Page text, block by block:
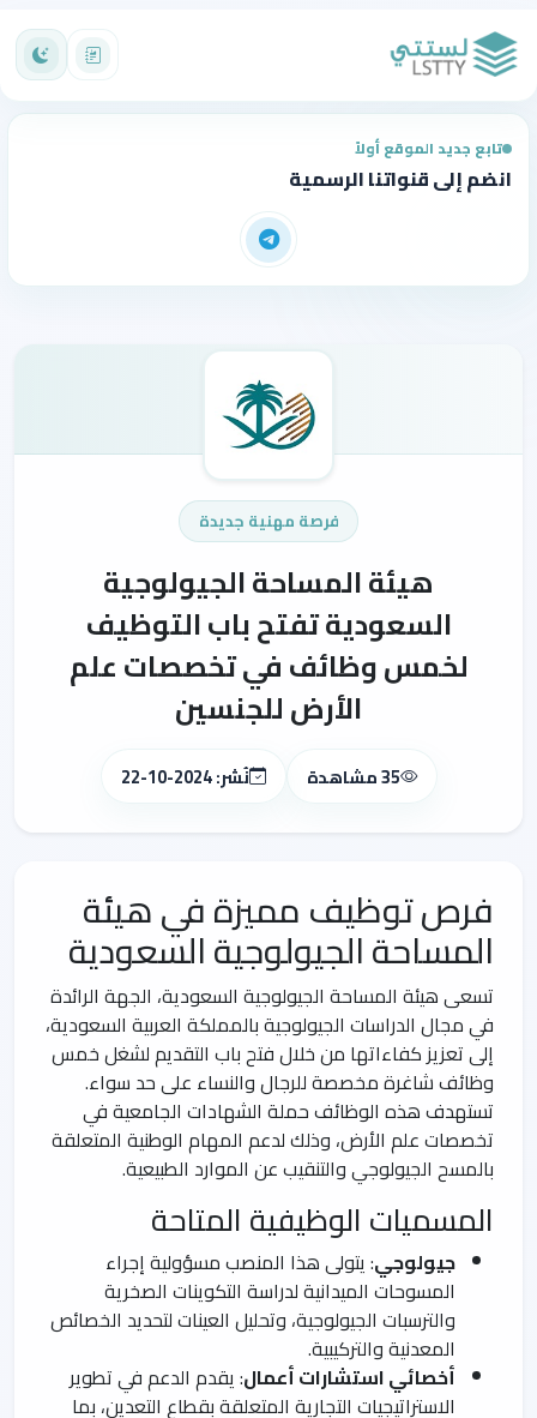
تابع جديد الموقع أولاً
انضم إلى قنواتنا الرسمية
فرصة مهنية جديدة
هيئة المساحة الجيولوجية
السعودية تفتح باب التوظيف
لخمس وظائف في تخصصات علم
الأرض للجنسين
35 مشاهدة نُشر: 2024-10-22
فرص توظيف مميزة في هيئة
المساحة الجيولوجية السعودية
تسعى هيئة المساحة الجيولوجية السعودية، الجهة الرائدة
في مجال الدراسات الجيولوجية بالمملكة العربية السعودية،
إلى تعزيز كفاءاتها من خلال فتح باب التقديم لشغل خمس
وظائف شاغرة مخصصة للرجال والنساء على حد سواء.
تستهدف هذه الوظائف حملة الشهادات الجامعية في
تخصصات علم الأرض، وذلك لدعم المهام الوطنية المتعلقة
بالمسح الجيولوجي والتنقيب عن الموارد الطبيعية.
المسميات الوظيفية المتاحة
جيولوجي: يتولى هذا المنصب مسؤولية إجراء
المسوحات الميدانية لدراسة التكوينات الصخرية
والترسبات الجيولوجية، وتحليل العينات لتحديد الخصائص
المعدنية والتركيبية.
أخصائي استشارات أعمال: يقدم الدعم في تطوير
الاستراتيجيات التجارية المتعلقة بقطاع التعدين، بما